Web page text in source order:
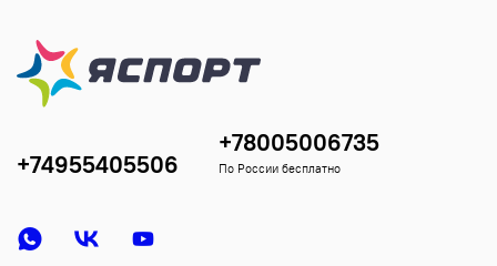
+74955405506
+78005006735
По России бесплатно